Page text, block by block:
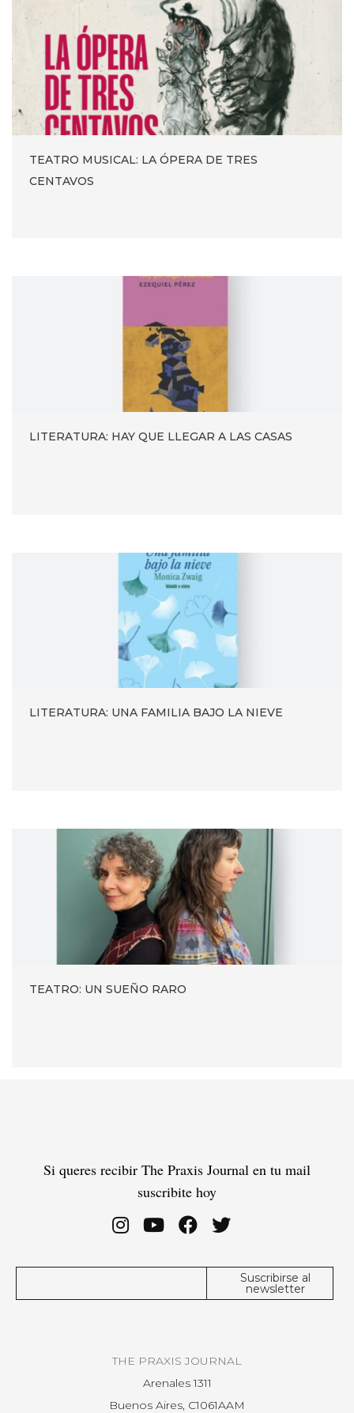
TEATRO MUSICAL: LA ÓPERA DE TRES
CENTAVOS
LITERATURA: HAY QUE LLEGAR A LAS CASAS
LITERATURA: UNA FAMILIA BAJO LA NIEVE
TEATRO: UN SUEÑO RARO
Si queres recibir The Praxis Journal en tu mail
suscribite hoy
THE PRAXIS JOURNAL
Arenales 1311
Buenos Aires, C1061AAM